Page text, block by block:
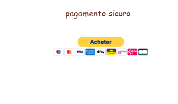
pagamento sicuro